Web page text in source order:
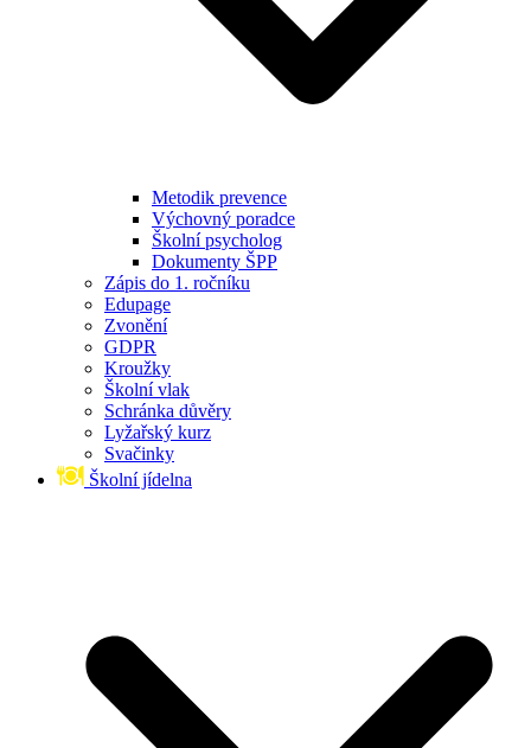
Metodik prevence
Výchovný poradce
Školní psycholog
Dokumenty ŠPP
Zápis do 1. ročníku
Edupage
Zvonění
GDPR
Kroužky
Školní vlak
Schránka důvěry
Lyžařský kurz
Svačinky
Školní jídelna